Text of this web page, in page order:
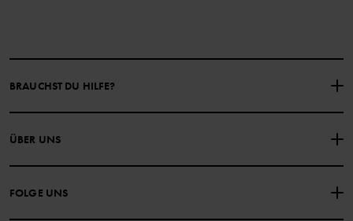
BRAUCHST DU HILFE?
NIMM KONTAKT ZU UNS AUF
HÄUFIG GESTELLTE FRAGEN EINKAUFSBEDINGUNGEN
DATENSCHUTZRICHTLINIE
ÜBER UNS
FOLGE UNS